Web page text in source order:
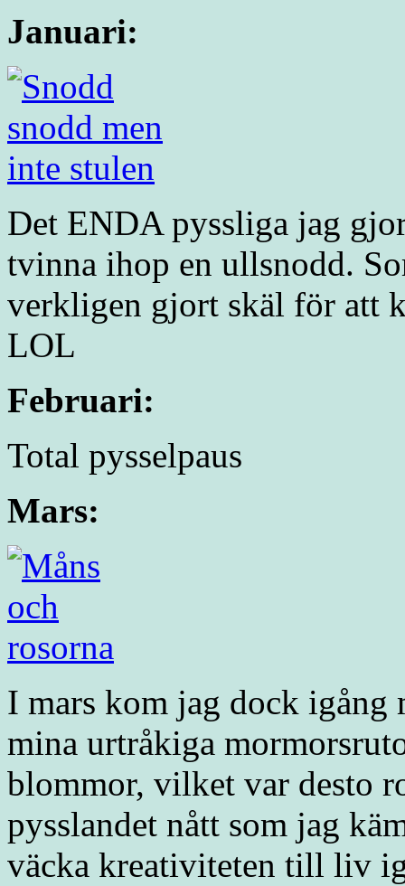
Januari:
Det ENDA pyssliga jag
tvinna ihop en ullsnodd.
verkligen gjort skäl för att
LOL
Februari:
Total pysselpaus
Mars:
I mars kom jag dock igång
mina urtråkiga
blommor, vilket var desto
pysslandet nått som jag
väcka kreativiteten till liv